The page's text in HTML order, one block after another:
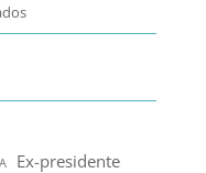
Ex-presidente